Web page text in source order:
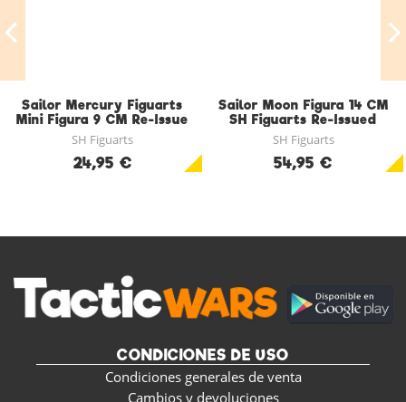
Sailor Mercury Figuarts
Mini Figura 9 CM Re-Issue
SH Figuarts
24,95 €
Sailor Moon Figura 14 CM
SH Figuarts Re-Issued
SH Figuarts
54,95 €
CONDICIONES DE USO
Condiciones generales de venta
Cambios y devoluciones